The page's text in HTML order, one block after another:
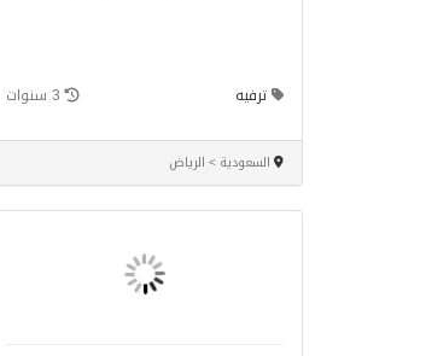
ترفيه 3 سنوات
السعودية > الرياض